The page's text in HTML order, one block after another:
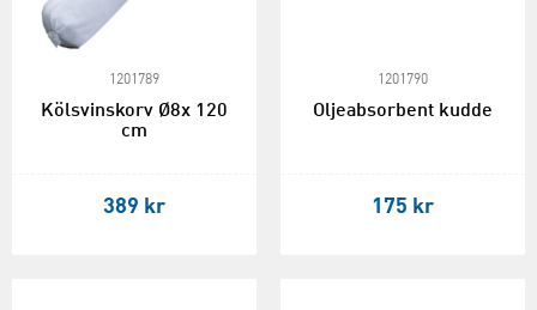
1201789
Kölsvinskorv Ø8x 120
cm
389 kr
1201790
Oljeabsorbent kudde
175 kr